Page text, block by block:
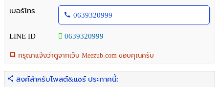
ท่านใดสนใจสอบถามเพิ่มเติมได้
ที่ตั้ง ไอ คอนโด ศาลายา ตึกA ชั้น6 ซอยตั้งสิน ถ.ศาลายา พุทธมณฑล
นครปฐม
สถานที่ใกล้เคียง
ถนนบรมราชชนนี 2 นาที
สถาบันวิชาการทหารเรือชั้นสูง 2 นาที
เบอร์โทร
0639320999
LINE ID 0639320999
กรุณาแจ้งว่าดูจากเว็บ Meezub.com ขอบคุณครับ
ลิงค์สำหรับโพสต์&แชร์ ประกาศนี้: